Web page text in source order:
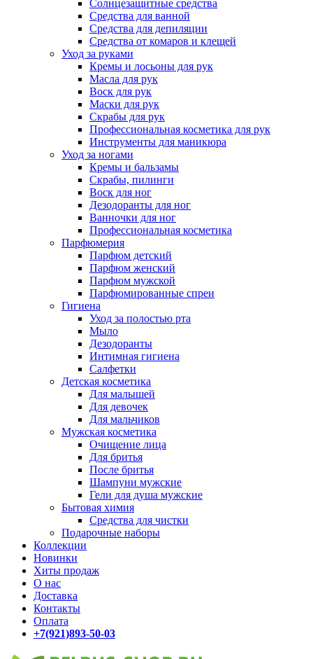
Солнцезащитные средства
Средства для ванной
Средства для депиляции
Средства от комаров и клещей
Уход за руками
Кремы и лосьоны для рук
Масла для рук
Воск для рук
Маски для рук
Скрабы для рук
Профессиональная косметика для рук
Инструменты для маникюра
Уход за ногами
Кремы и бальзамы
Скрабы, пилинги
Воск для ног
Дезодоранты для ног
Ванночки для ног
Профессиональная косметика
Парфюмерия
Парфюм детский
Парфюм женский
Парфюм мужской
Парфюмированные спреи
Гигиена
Уход за полостью рта
Мыло
Дезодоранты
Интимная гигиена
Салфетки
Детская косметика
Для малышей
Для девочек
Для мальчиков
Мужская косметика
Очищение лица
Для бритья
После бритья
Шампуни мужские
Гели для душа мужские
Бытовая химия
Средства для чистки
Подарочные наборы
Коллекции
Новинки
Хиты продаж
О нас
Доставка
Контакты
Оплата
+7(921)893-50-03